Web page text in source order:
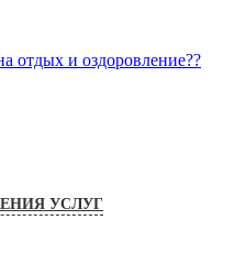
отдых и оздоровление??
УСЛУГ